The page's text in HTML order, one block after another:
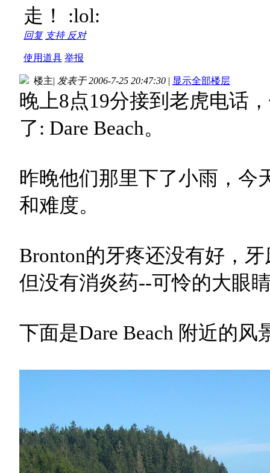
走！ :lol:
回复 支持 反对
使用道具 举报
楼主| 发表于 2006-7-25 20:47:30 | 显示全部楼层
晚上8点19分接到老虎电话
了: Dare Beach。
昨晚他们那里下了小雨，今
和难度。
Bronton的牙疼还没有好，
但没有消炎药--可怜的大眼
下面是Dare Beach 附近的风